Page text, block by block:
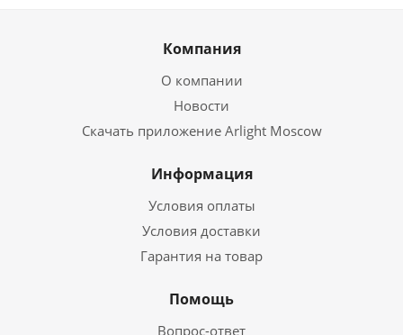
Компания
О компании
Новости
Скачать приложение Arlight Moscow
Информация
Условия оплаты
Условия доставки
Гарантия на товар
Помощь
Вопрос-ответ